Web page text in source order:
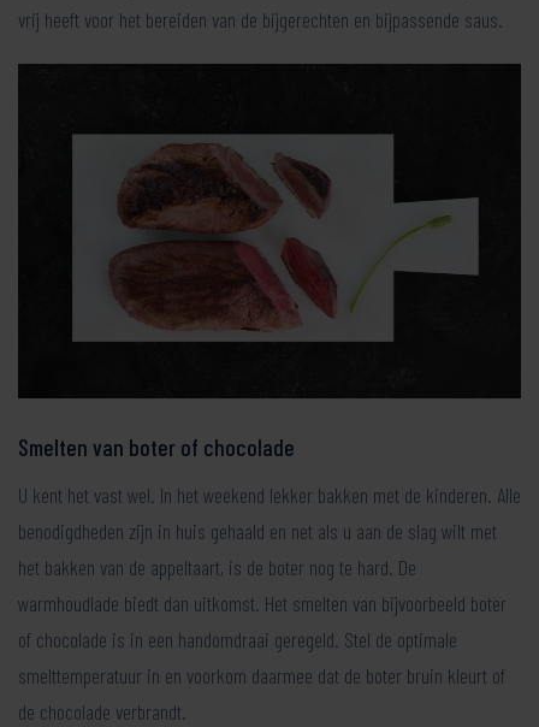
vrij heeft voor het bereiden van de bijgerechten en bijpassende saus.
Smelten van boter of chocolade
U kent het vast wel. In het weekend lekker bakken met de kinderen. Alle
benodigdheden zijn in huis gehaald en net als u aan de slag wilt met
het bakken van de appeltaart, is de boter nog te hard. De
warmhoudlade biedt dan uitkomst. Het smelten van bijvoorbeeld boter
of chocolade is in een handomdraai geregeld. Stel de optimale
smelttemperatuur in en voorkom daarmee dat de boter bruin kleurt of
de chocolade verbrandt.